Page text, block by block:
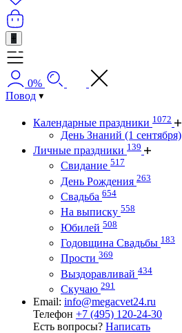
+
0%
Повод
Календарные праздники 1072
День Знаний (1 сентября)
Личные праздники 139
Свидание 517
День Рождения 263
Свадьба 654
На выписку 558
Юбилей 508
Годовщина Свадьбы 183
Прости 369
Выздоравливай 434
Скучаю 291
Email: info@megacvet24.ru
Телефон +7 (495) 120-24-30
Есть вопросы? Написать